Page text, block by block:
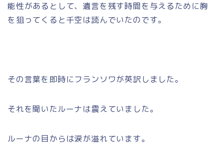
能性があるとして、遺言を残す時間を与えるために胸
を狙ってくると千空は読んでいたのです。
その言葉を即時にフランソワが英訳しました。
それを聞いたルーナは震えていました。
ルーナの目からは涙が溢れています。